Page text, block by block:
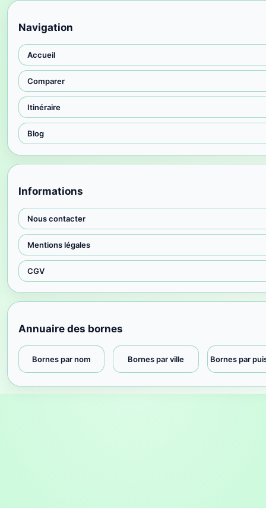
Navigation
Accueil
Comparer
Itinéraire
Blog
Informations
Nous contacter
Mentions légales
CGV
Annuaire des bornes
Bornes par nom Bornes par ville Bornes par